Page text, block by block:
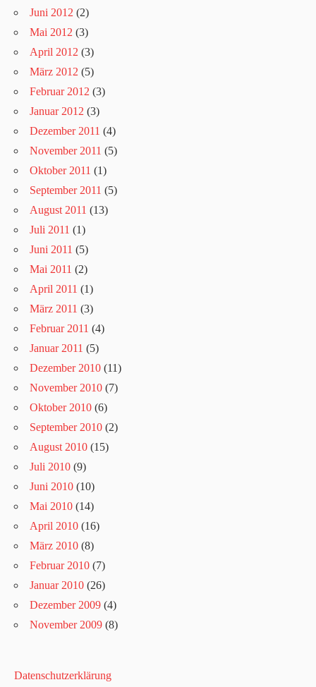
Juni 2012 (2)
Mai 2012 (3)
April 2012 (3)
März 2012 (5)
Februar 2012 (3)
Januar 2012 (3)
Dezember 2011 (4)
November 2011 (5)
Oktober 2011 (1)
September 2011 (5)
August 2011 (13)
Juli 2011 (1)
Juni 2011 (5)
Mai 2011 (2)
April 2011 (1)
März 2011 (3)
Februar 2011 (4)
Januar 2011 (5)
Dezember 2010 (11)
November 2010 (7)
Oktober 2010 (6)
September 2010 (2)
August 2010 (15)
Juli 2010 (9)
Juni 2010 (10)
Mai 2010 (14)
April 2010 (16)
März 2010 (8)
Februar 2010 (7)
Januar 2010 (26)
Dezember 2009 (4)
November 2009 (8)
Datenschutzerklärung